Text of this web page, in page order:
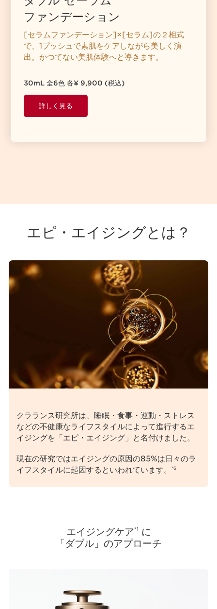
ファンデーション
[セラムファンデーション]×[セラム]の２相式
で、1プッシュで素肌をケアしながら美しく演
出。かつてない美肌体験へと導きます。
30mL 全6色 各¥ 9,900 (税込)
詳しく見る
エピ・エイジングとは？
クラランス研究所は、睡眠・食事・運動・ストレス
などの不健康なライフスタイルによって進行するエ
イジングを「エピ・エイジング」と名付けました。
現在の研究ではエイジングの原因の85%は日々のラ
イフスタイルに起因するといわれています。
*6
エイジングケア*1に
「ダブル」のアプローチ